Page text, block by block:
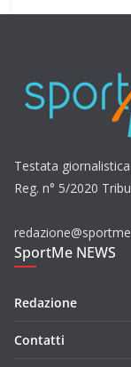
Testata
Reg. n° 5/2020
SportMe NEWS
Redazione
Contatti